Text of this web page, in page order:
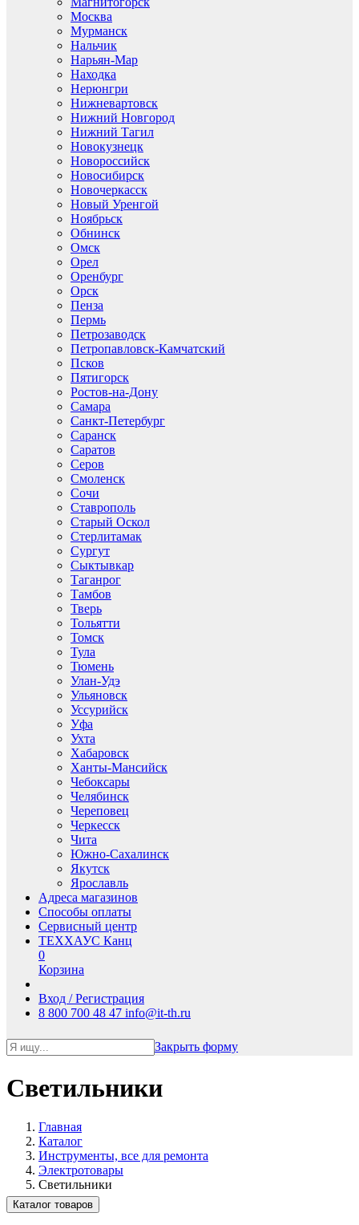
Москва
Мурманск
Нальчик
Нарьян-Мар
Находка
Нерюнгри
Нижневартовск
Нижний Новгород
Нижний Тагил
Новокузнецк
Новороссийск
Новосибирск
Новочеркасск
Новый Уренгой
Ноябрьск
Обнинск
Омск
Орел
Оренбург
Орск
Пенза
Пермь
Петрозаводск
Петропавловск-Камчатский
Псков
Пятигорск
Ростов-на-Дону
Самара
Санкт-Петербург
Саранск
Саратов
Серов
Смоленск
Сочи
Ставрополь
Старый Оскол
Стерлитамак
Сургут
Сыктывкар
Таганрог
Тамбов
Тверь
Тольятти
Томск
Тула
Тюмень
Улан-Удэ
Ульяновск
Уссурийск
Уфа
Ухта
Хабаровск
Ханты-Мансийск
Чебоксары
Челябинск
Череповец
Черкесск
Чита
Южно-Сахалинск
Якутск
Ярославль
Адреса магазинов
Способы оплаты
Сервисный центр
ТЕХХАУС Канц
0
Корзина
Вход / Регистрация
8 800 700 48 47 info@it-th.ru
Закрыть форму
Светильники
Главная
Каталог
Инструменты, все для ремонта
Электротовары
Светильники
Каталог товаров